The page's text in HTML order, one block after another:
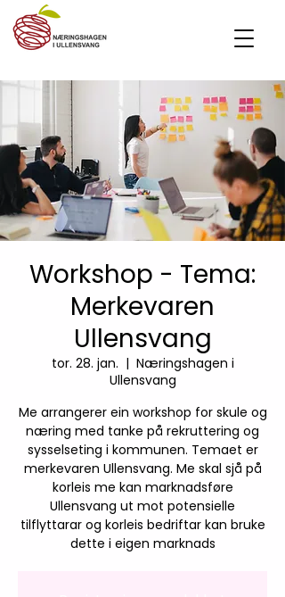
Workshop - Tema:
Merkevaren
Ullensvang
tor. 28. jan.
  |
Næringshagen i
Ullensvang
Me arrangerer ein workshop for skule og
næring med tanke på rekruttering og
sysselseting i kommunen. Temaet er
merkevaren Ullensvang. Me skal sjå på
korleis me kan marknadsføre
Ullensvang ut mot potensielle
tilflyttarar og korleis bedriftar kan bruke
dette i eigen marknads